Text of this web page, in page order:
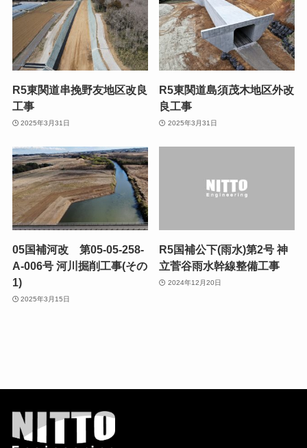
R5東関道串挽野友地区改良
工事
2025年3月31日
R5東関道島須茂木地区外改
良工事
2025年3月31日
05国補河改 第05-05-258-
A-006号 河川掘削工事(その
1)
2025年3月15日
R5国補公下(雨水)第2号 神
立菅谷雨水幹線整備工事
2024年12月20日